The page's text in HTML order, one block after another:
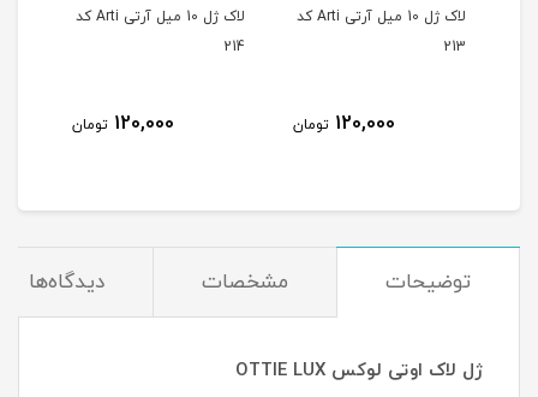
لاک ژل 10 میل آرتی Arti کد
213
120,000 تومان
لاک ژل 10 میل آرتی Arti کد
214
120,000 تومان
توضیحات مشخصات دیدگاه‌ها
ژل لاک اوتی لوکس OTTIE LUX